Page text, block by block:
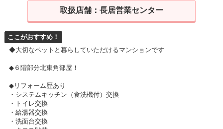
取扱店舗： 長居営業センター
ここがおすすめ！
◆大切なペットと暮らしていただけるマンションです
◆６階部分北東角部屋！
◆リフォーム歴あり
・システムキッチン（食洗機付）交換
・トイレ交換
・給湯器交換
・洗面台交換